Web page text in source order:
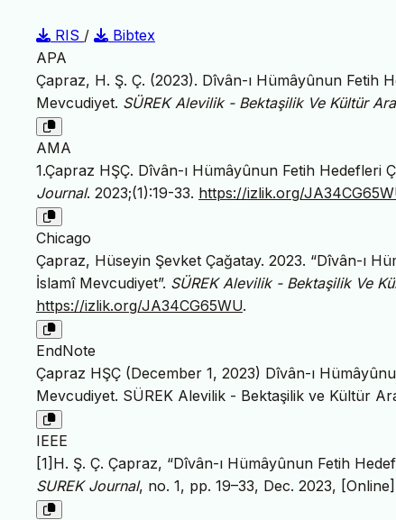
RIS /
Bibtex
APA
Çapraz, H. Ş. Ç. (2023). Dîvân-ı Hümâyûnun Fetih
Mevcudiyet. SÜREK Alevilik - Bektaşilik Ve Kültür
AMA
1.Çapraz HŞÇ. Dîvân-ı Hümâyûnun Fetih Hedefleri
Journal. 2023;(1):19-33. https://izlik.org/
Chicago
Çapraz, Hüseyin Şevket Çağatay. 2023. “Dîvân-ı
İslamî Mevcudiyet”. SÜREK Alevilik - Bektaşilik Ve
https://izlik.org/JA34CG65WU.
EndNote
Çapraz HŞÇ (December 1, 2023) Dîvân-ı
Mevcudiyet. SÜREK Alevilik - Bektaşilik ve Kültür
IEEE
[1]H. Ş. Ç. Çapraz, “Dîvân-ı Hümâyûnun Fetih
SUREK Journal, no. 1, pp. 19–33, Dec. 2023,